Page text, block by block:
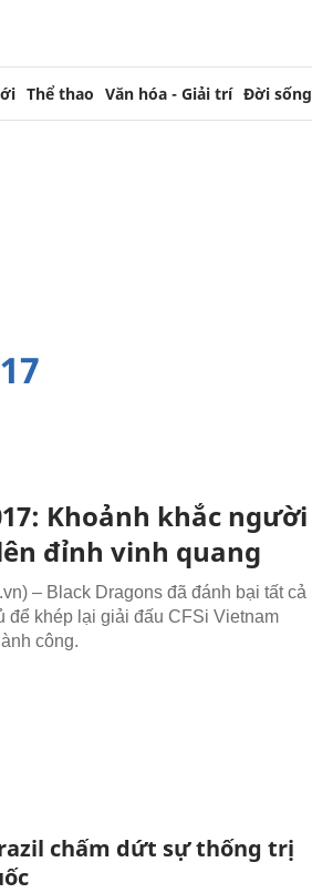
Thể thao Văn hóa - Giải trí Đời sống
Khoảnh khắc người
đỉnh vinh quang
– Black Dragons đã đánh bại tất cả
để khép lại giải đấu CFSi Vietnam
công.
chấm dứt sự thống trị